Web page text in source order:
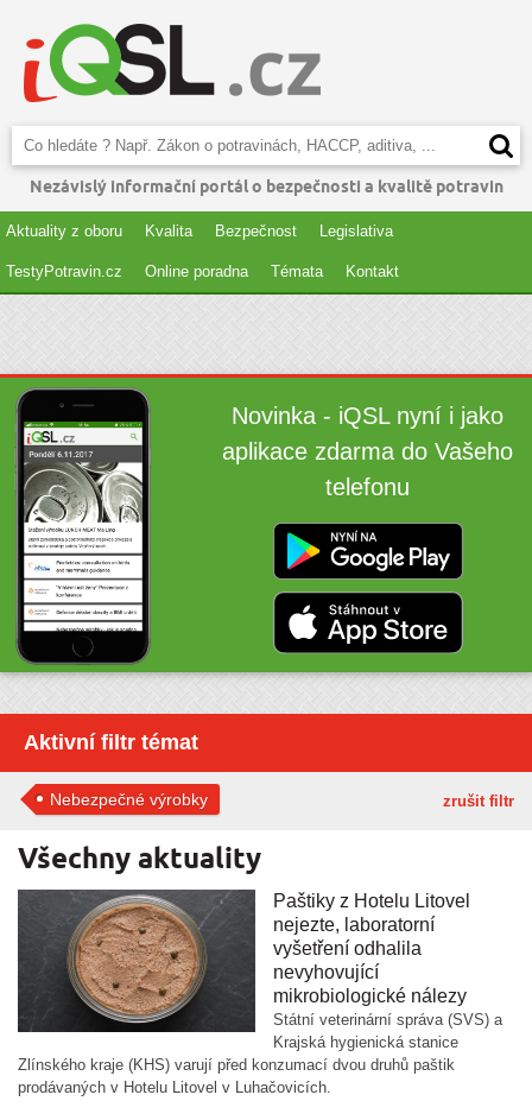
Nezávislý informační portál o bezpečnosti a kvalitě potravin
Aktuality z oboru Kvalita Bezpečnost Legislativa
TestyPotravin.cz Online poradna Témata Kontakt
Novinka - iQSL nyní i jako
aplikace zdarma do Vašeho
telefonu
Aktivní filtr témat
zrušit filtr
Nebezpečné výrobky
Všechny aktuality
Paštiky z Hotelu Litovel
nejezte, laboratorní
vyšetření odhalila
nevyhovující
mikrobiologické nálezy
Státní veterinární správa (SVS) a
Krajská hygienická stanice
Zlínského kraje (KHS) varují před konzumací dvou druhů paštik
prodávaných v Hotelu Litovel v Luhačovicích.